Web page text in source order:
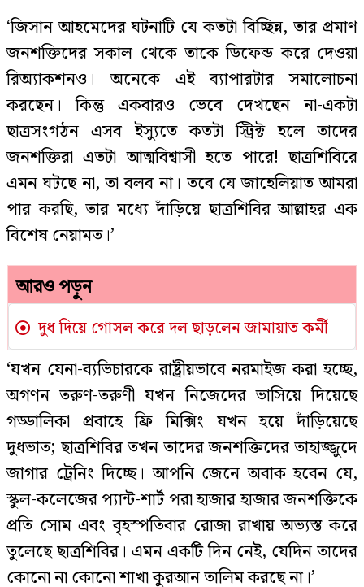
‘জিসান আহমেদের ঘটনাটি যে কতটা বিচ্ছিন্ন, তার প্রমাণ
জনশক্তিদের সকাল থেকে তাকে ডিফেন্ড করে দেওয়া
রিঅ্যাকশনও। অনেকে এই ব্যাপারটার সমালোচনা
করছেন। কিন্তু একবারও ভেবে দেখছেন না-একটা
ছাত্রসংগঠন এসব ইস্যুতে কতটা স্ট্রিক্ট হলে তাদের
জনশক্তিরা এতটা আত্মবিশ্বাসী হতে পারে! ছাত্রশিবিরে
এমন ঘটছে না, তা বলব না। তবে যে জাহেলিয়াত আমরা
পার করছি, তার মধ্যে দাঁড়িয়ে ছাত্রশিবির আল্লাহর এক
বিশেষ নেয়ামত।’
আরও পড়ুন
দুধ দিয়ে গোসল করে দল ছাড়লেন জামায়াত কর্মী
‘যখন যেনা-ব্যভিচারকে রাষ্ট্রীয়ভাবে নরমাইজ করা হচ্ছে,
অগণন তরুণ-তরুণী যখন নিজেদের ভাসিয়ে দিয়েছে
গড্ডালিকা প্রবাহে ফ্রি মিক্সিং যখন হয়ে দাঁড়িয়েছে
দুধভাত; ছাত্রশিবির তখন তাদের জনশক্তিদের তাহাজ্জুদে
জাগার ট্রেনিং দিচ্ছে। আপনি জেনে অবাক হবেন যে,
স্কুল-কলেজের প্যান্ট-শার্ট পরা হাজার হাজার জনশক্তিকে
প্রতি সোম এবং বৃহস্পতিবার রোজা রাখায় অভ্যস্ত করে
তুলেছে ছাত্রশিবির। এমন একটি দিন নেই, যেদিন তাদের
কোনো না কোনো শাখা কুরআন তালিম করছে না।’